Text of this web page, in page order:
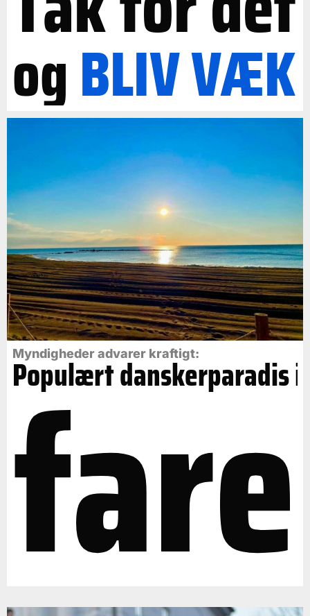
ogBLIVVÆK
Myndigheder advarer kraftigt:
Populært danskerparadis i
fare